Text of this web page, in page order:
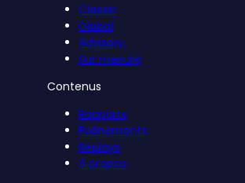
Classic
Global
Advisory
Sur mesure
Contenus
Rapports
Événements
Replays
À propos